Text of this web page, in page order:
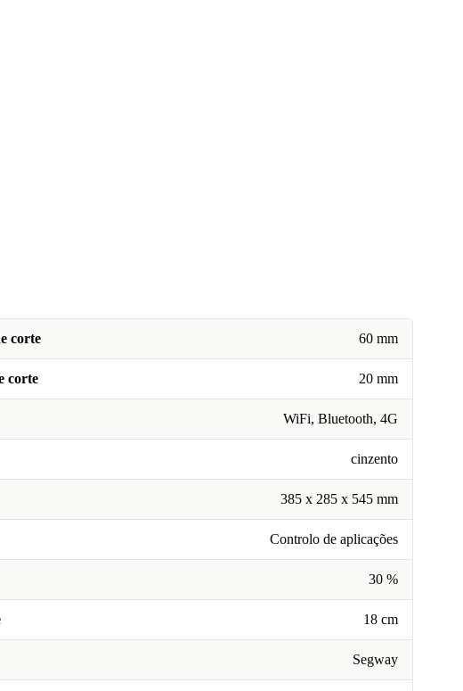
corte 60 mm
corte 20 mm
WiFi, Bluetooth, 4G
cinzento
385 x 285 x 545 mm
Controlo de aplicações
30 %
18 cm
Segway